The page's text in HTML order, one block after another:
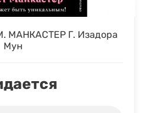
МАНКАСТЕР Г. Изадора
Мун